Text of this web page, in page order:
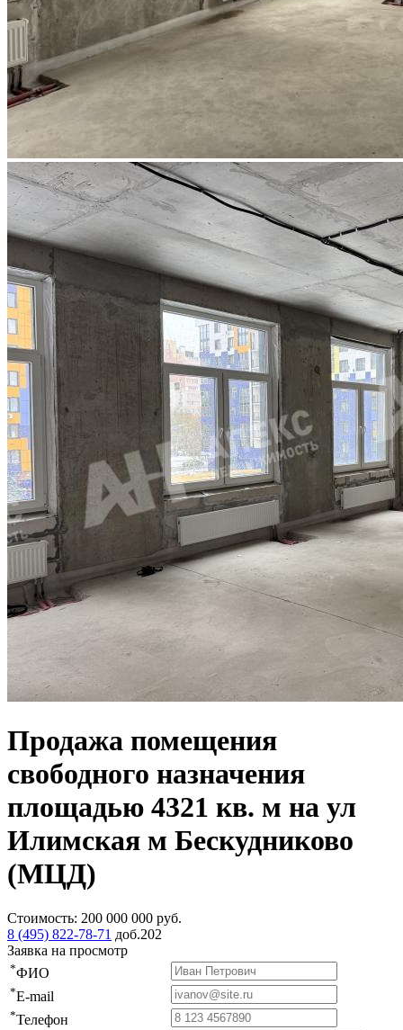
Продажа помещения
свободного назначения
площадью 4321 кв. м на ул
Илимская м Бескудниково
(МЦД)
Стоимость: 200 000 000 руб.
8 (495) 822-78-71 доб.202
Заявка на просмотр
*ФИО
*E-mail
*Телефон